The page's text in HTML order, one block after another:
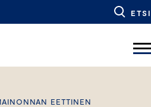
ETSI
EETTINEN